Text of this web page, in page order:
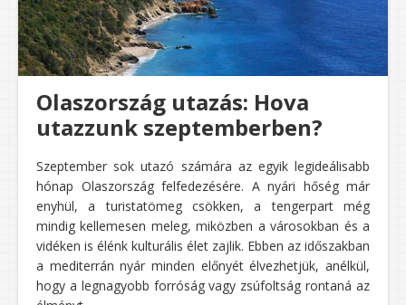
Olaszország utazás: Hova
utazzunk szeptemberben?
Szeptember sok utazó számára az egyik legideálisabb
hónap Olaszország felfedezésére. A nyári hőség már
enyhül, a turistatömeg csökken, a tengerpart még
mindig kellemesen meleg, miközben a városokban és a
vidéken is élénk kulturális élet zajlik. Ebben az időszakban
a mediterrán nyár minden előnyét élvezhetjük, anélkül,
hogy a legnagyobb forróság vagy zsúfoltság rontaná az